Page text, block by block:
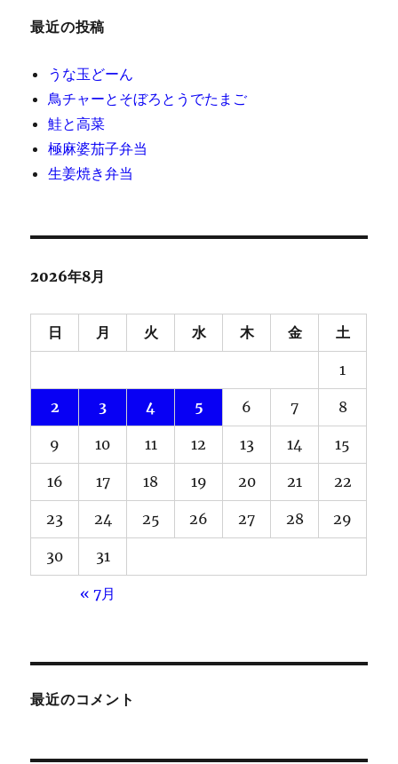
最近の投稿
うな玉どーん
鳥チャーとそぼろとうでたまご
鮭と高菜
極麻婆茄子弁当
生姜焼き弁当
2026年8月
日 月 火 水 木 金 土
1
2 3 4 5 6 7 8
9 10 11 12 13 14 15
16 17 18 19 20 21 22
23 24 25 26 27 28 29
30 31
« 7月
最近のコメント